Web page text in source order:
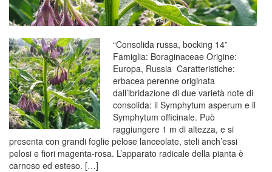
“Consolida russa, bocking 14”
Famiglia: Boraginaceae Origine:
Europa, Russia Caratteristiche:
erbacea perenne originata
dall’ibridazione di due varietà note di
consolida: il Symphytum asperum e il
Symphytum officinale. Può
raggiungere 1 m di altezza, e si
presenta con grandi foglie pelose lanceolate, steli anch’essi
pelosi e fiori magenta-rosa. L’apparato radicale della pianta è
carnoso ed esteso. […]